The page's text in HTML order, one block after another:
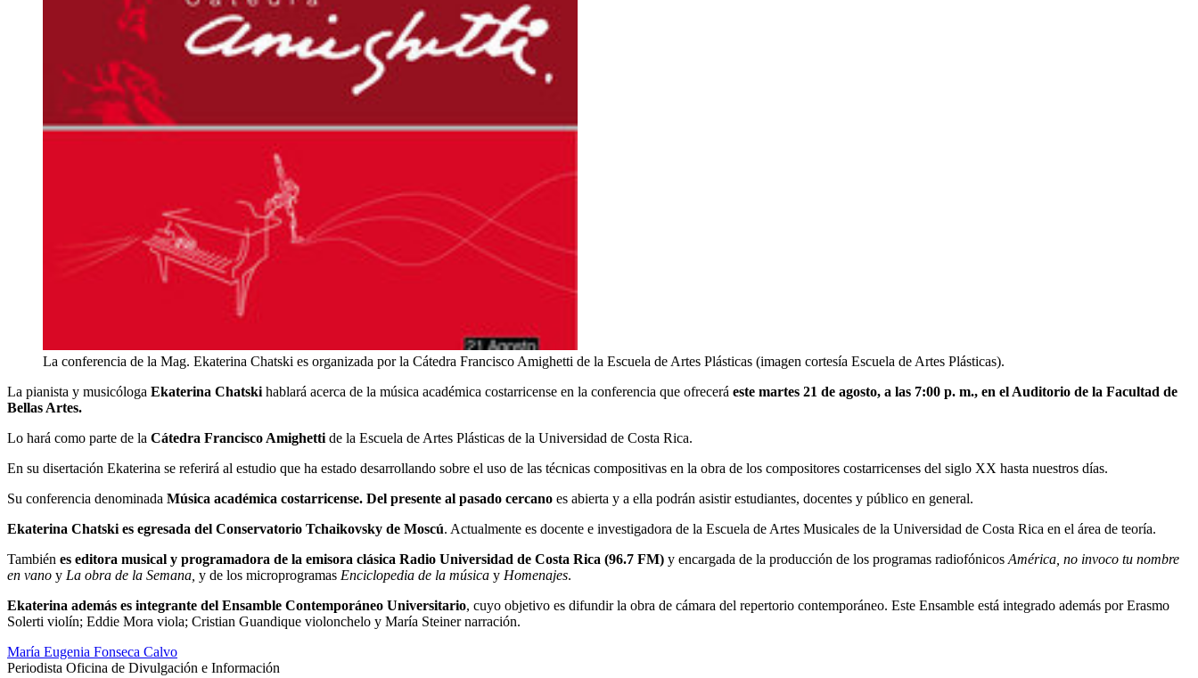
La conferencia de la Mag. Ekaterina Chatski es organizada por la Cátedra Francisco Amighetti de la Escuela de Artes Plásticas (imagen cortesía Escuela de Artes Plásticas).
La pianista y musicóloga Ekaterina Chatski hablará acerca de la música académica costarricense en la conferencia que ofrecerá este martes 21 de agosto, a las 7:00 p. m., en el Auditorio de la Facultad de
Bellas Artes.
Lo hará como parte de la Cátedra Francisco Amighetti de la Escuela de Artes Plásticas de la Universidad de Costa Rica.
En su disertación Ekaterina se referirá al estudio que ha estado desarrollando sobre el uso de las técnicas compositivas en la obra de los compositores costarricenses del siglo XX hasta nuestros días.
Su conferencia denominada Música académica costarricense. Del presente al pasado cercano es abierta y a ella podrán asistir estudiantes, docentes y público en general.
Ekaterina Chatski es egresada del Conservatorio Tchaikovsky de Moscú. Actualmente es docente e investigadora de la Escuela de Artes Musicales de la Universidad de Costa Rica en el área de teoría.
También es editora musical y programadora de la emisora clásica Radio Universidad de Costa Rica (96.7 FM) y encargada de la producción de los programas radiofónicos América, no invoco tu nombre
en vano y La obra de la Semana, y de los microprogramas Enciclopedia de la música y Homenajes.
Ekaterina además es integrante del Ensamble Contemporáneo Universitario, cuyo objetivo es difundir la obra de cámara del repertorio contemporáneo. Este Ensamble está integrado además por Erasmo
Solerti violín; Eddie Mora viola; Cristian Guandique violonchelo y María Steiner narración.
María Eugenia Fonseca Calvo
Periodista Oficina de Divulgación e Información